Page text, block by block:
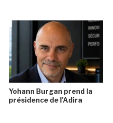
Yohann Burgan prend la
présidence de l'Adira